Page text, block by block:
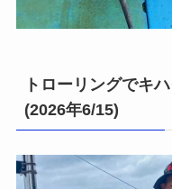
トローリングでキ
(2026年6/15)